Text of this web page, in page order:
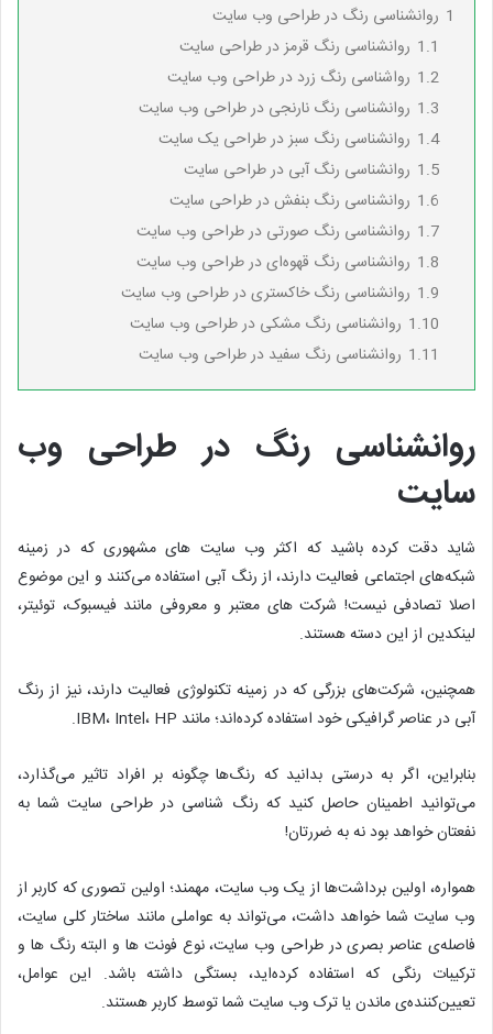
1 روانشناسی رنگ در طراحی وب سایت
1.1 روانشناسی رنگ قرمز در طراحی سایت
1.2 رواشناسی رنگ زرد در طراحی وب سایت
1.3 روانشناسی رنگ نارنجی در طراحی وب سایت
1.4 روانشناسی رنگ سبز در طراحی یک سایت
1.5 روانشناسی رنگ آبی در طراحی سایت
1.6 روانشناسی رنگ بنفش در طراحی سایت
1.7 روانشناسی رنگ صورتی در طراحی وب سایت
1.8 روانشناسی رنگ قهوه‌ای در طراحی وب سایت
1.9 روانشناسی رنگ خاکستری در طراحی وب سایت
1.10 روانشناسی رنگ مشکی در طراحی وب سایت
1.11 روانشناسی رنگ سفید در طراحی وب سایت
روانشناسی رنگ در طراحی وب
سایت
شاید دقت کرده باشید که اکثر وب سایت های مشهوری که در زمینه
شبکه‌های اجتماعی فعالیت دارند، از رنگ آبی استفاده می‌کنند و این موضوع
اصلا تصادفی نیست! شرکت های معتبر و معروفی مانند فیسبوک، توئیتر،
لینکدین از این دسته هستند.
همچنین، شرکت‌های بزرگی که در زمینه تکنولوژی فعالیت دارند، نیز از رنگ
آبی در عناصر گرافیکی خود استفاده کرده‌اند؛ مانند IBM، Intel، HP.
بنابراین، اگر به درستی بدانید که رنگ‌ها چگونه بر افراد تاثیر می‌گذارد،
می‌توانید اطمینان حاصل کنید که رنگ شناسی در طراحی سایت شما به
نفعتان خواهد بود نه به ضررتان!
همواره، اولین برداشت‌ها از یک وب سایت، مهمند؛ اولین تصوری که کاربر از
وب سایت شما خواهد داشت، می‌تواند به عواملی مانند ساختار کلی سایت،
فاصله‌ی عناصر بصری در طراحی وب سایت، نوع فونت ها و البته رنگ ها و
ترکیبات رنگی که استفاده کرده‌اید، بستگی داشته باشد. این عوامل،
تعیین‌کننده‌ی ماندن یا ترک وب سایت شما توسط کاربر هستند.